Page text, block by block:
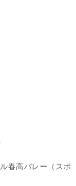
春高バレー（スポ